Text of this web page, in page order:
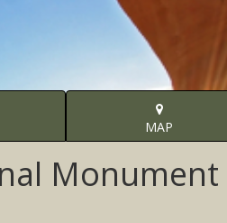
MAP
Monument